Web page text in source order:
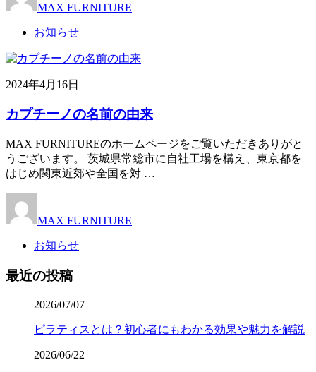
MAX FURNITURE
お知らせ
2024年4月16日
カプチーノの名前の由来
MAX FURNITUREのホームページをご覧いただきありがと
うございます。 茨城県常総市に自社工場を構え、東京都を
はじめ関東近郊や全国を対 …
MAX FURNITURE
お知らせ
最近の投稿
2026/07/07
ピラティスとは？初心者にもわかる効果や魅力を解説
2026/06/22